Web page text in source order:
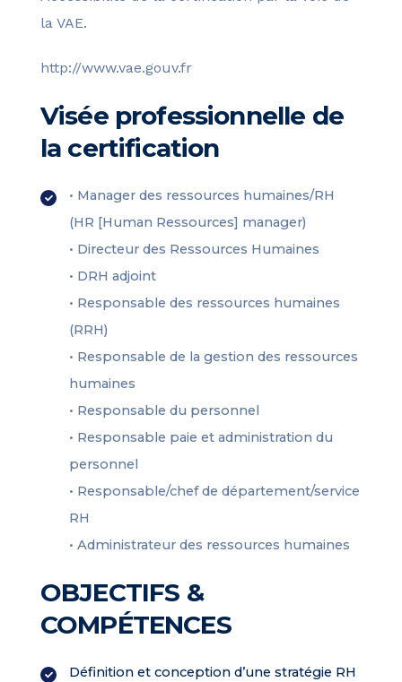
la VAE.
http://www.vae.gouv.fr
Visée professionnelle de
la certification
• Manager des ressources humaines/RH
(HR [Human Ressources] manager)
• Directeur des Ressources Humaines
• DRH adjoint
• Responsable des ressources humaines
(RRH)
• Responsable de la gestion des ressources
humaines
• Responsable du personnel
• Responsable paie et administration du
personnel
• Responsable/chef de département/service
RH
• Administrateur des ressources humaines
OBJECTIFS &
COMPÉTENCES
Définition et conception d’une stratégie RH